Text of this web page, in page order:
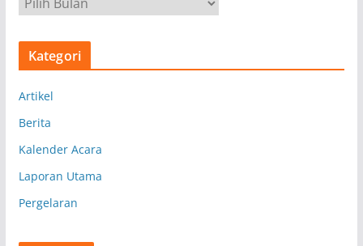
r
s
Kategori
Artikel
Berita
Kalender Acara
Laporan Utama
Pergelaran